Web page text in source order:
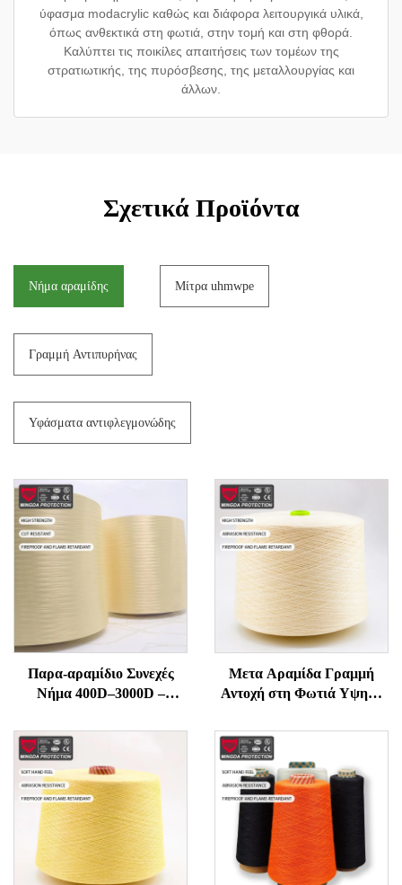
ύφασμα modacrylic καθώς και διάφορα λειτουργικά υλικά,
όπως ανθεκτικά στη φωτιά, στην τομή και στη φθορά.
Καλύπτει τις ποικίλες απαιτήσεις των τομέων της
στρατιωτικής, της πυρόσβεσης, της μεταλλουργίας και
άλλων.
Σχετικά Προϊόντα
Νήμα αραμίδης Μίτρα uhmwpe
Γραμμή Αντιπυρήνας
Υφάσματα αντιφλεγμονώδης
Παρα-αραμίδιο Συνεχές
Νήμα 400D–3000D –
Ανθεκτικό σε Φλόγα και
Κοπή για Γάντια, Σχοινιά,
Ραπτικά Προστασίας
Μετα Αραμίδα Γραμμή
Αντοχή στη Φωτιά Υψηλή
Αντιφλεγμονική για Ράπτη
και Πλέξιμο Υψηλής
Δύναμης Τεχνική Γραμμή